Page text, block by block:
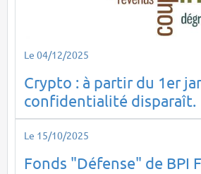
Le 04/12/2025
Crypto : à partir du 1er
confidentialité disparaît.
Le 15/10/2025
Fonds "Défense" de BPI